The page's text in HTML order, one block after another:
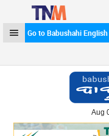
Go to Babushahi English
Aug